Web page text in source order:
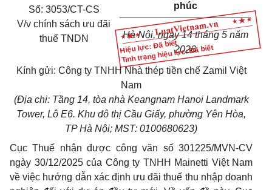
Hiệu lực: Đã biết
Tình trạng hiệu lực: Đã biết
Số: 3053/CT-CS
V/v chính sách ưu đãi
thuế TNDN
phúc
___________ _____________
Hà Nội, ngày 14 tháng 5 năm
2026
Kính gửi: Công ty TNHH Nhà thép tiền chế Zamil Việt
Nam
(Địa chi: Tầng 14, tòa nhà Keangnam Hanoi Landmark
Tower, Lô E6. Khu đô thị Cầu Giấy, phường Yên Hòa,
TP Hà Nội; MST: 0100680623)
Cục Thuế nhận được công văn số 301225/MVN-CV
ngày 30/12/2025 của Công ty TNHH Mainetti Việt Nam
về việc hướng dẫn xác định ưu đãi thuế thu nhập doanh